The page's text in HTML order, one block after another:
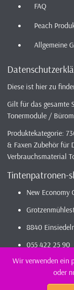
FAQ
Peach
Allgemeine
Diese ist hier zu
Gilt für das gesamte
Tonermodule /
Produktekategorie:
& Faxen Zubehör für
Verbrauchsmaterial
Tintenpatronen-
New Economy
8840
055 422 25 90
2026 - Infos / Index
kompatibel
Wir verwenden ein
oder